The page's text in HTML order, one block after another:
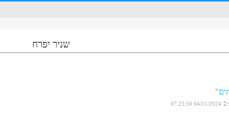
שניר יפרח
:
04/11/2024 07:23:50